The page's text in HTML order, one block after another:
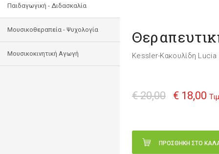
Παιδαγωγική - Διδασκαλία
Μουσικοθεραπεία - Ψυχολογία
Μουσικοκινητική Αγωγή Kessler-Κακουλίδη Lucia
€ 20,00 € 18,00
ΠΡΟΣΘΗΚΗ ΣΤΟ